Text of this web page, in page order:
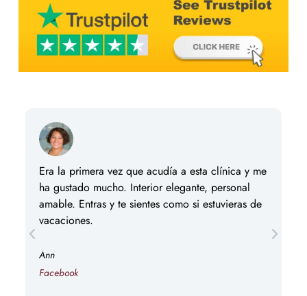
Era la primera vez que acudía a esta clínica y me
ha gustado mucho. Interior elegante, personal
amable. Entras y te sientes como si estuvieras de
vacaciones.
Ann
Facebook